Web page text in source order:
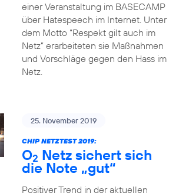
einer Veranstaltung im BASECAMP
über Hatespeech im Internet. Unter
dem Motto “Respekt gilt auch im
Netz” erarbeiteten sie Maßnahmen
und Vorschläge gegen den Hass im
Netz.
25. November 2019
CHIP NETZTEST 2019:
O2 Netz sichert sich
die Note „gut“
Positiver Trend in der aktuellen